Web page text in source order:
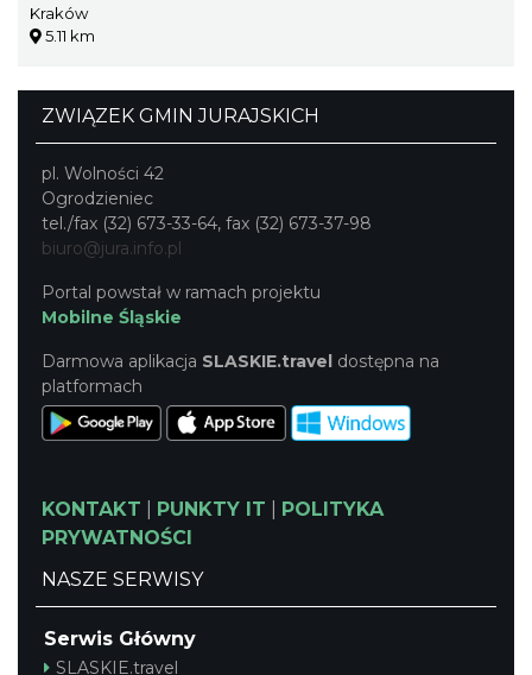
Kraków
5.11 km
ZWIĄZEK GMIN JURAJSKICH
pl. Wolności 42
Ogrodzieniec
tel./fax (32) 673-33-64, fax (32) 673-37-98
biuro@jura.info.pl
Portal powstał w ramach projektu
Mobilne Śląskie
Darmowa aplikacja SLASKIE.travel dostępna na
platformach
KONTAKT PUNKTY IT
POLITYKA
PRYWATNOŚCI
NASZE SERWISY
Serwis Główny
SLASKIE.travel